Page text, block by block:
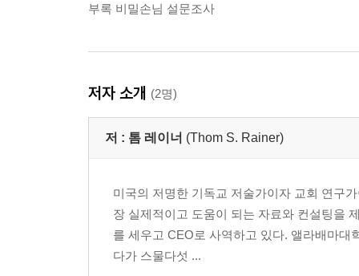
부록 비밀손님 설문조사
저자 소개 (2명)
저 : 톰 레이너 (Thom S. Rainer)
미국의 저명한 기독교 저술가이자 교회 연구
장 실제적이고 도움이 되는 자료와 컨설팅을
를 세우고 CEO로 사역하고 있다. 앨라배마
다가 스물다섯 ...